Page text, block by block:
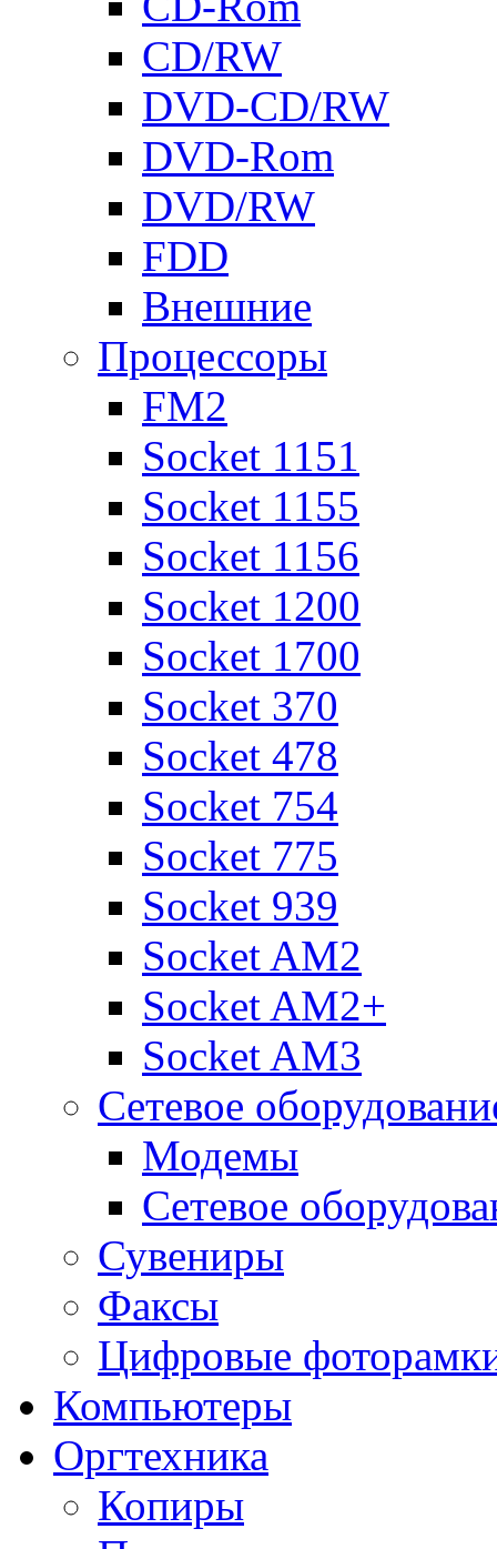
CD/RW
DVD-CD/RW
DVD-Rom
DVD/RW
FDD
Внешние
Процессоры
FM2
Socket 1151
Socket 1155
Socket 1156
Socket 1200
Socket 1700
Socket 370
Socket 478
Socket 754
Socket 775
Socket 939
Socket AM2
Socket AM2+
Socket AM3
Сетевое
Модемы
Сетевое
Сувениры
Факсы
Цифровые
Компьютеры
Оргтехника
Копиры